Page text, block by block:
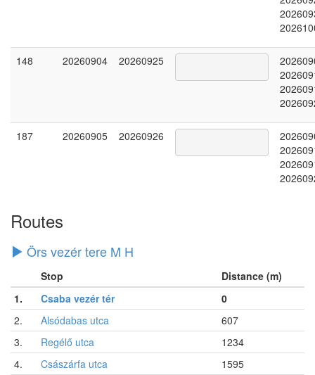
148 20260904 20260925
187 20260905 20260926
Routes
Örs vezér tere M H
Stop
Distance (m)
1.
Csaba vezér tér
0
2.
Alsódabas utca
607
3.
Regélő utca
1234
4.
Császárfa utca
1595